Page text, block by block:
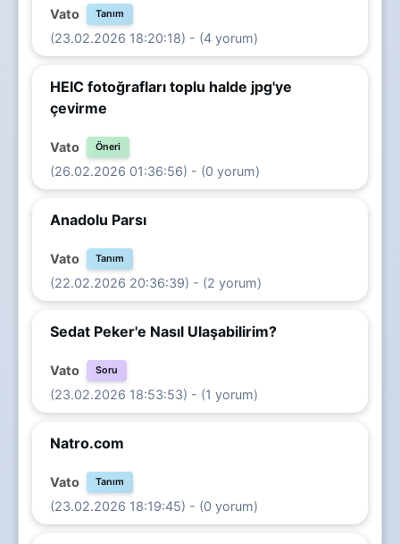
Vato Tanım
(23.02.2026 18:20:18) - (4 yorum)
HEIC fotoğrafları toplu halde jpg'ye
çevirme
Vato Öneri
(26.02.2026 01:36:56) - (0 yorum)
Anadolu Parsı
Vato Tanım
(22.02.2026 20:36:39) - (2 yorum)
Sedat Peker'e Nasıl Ulaşabilirim?
Vato Soru
(23.02.2026 18:53:53) - (1 yorum)
Natro.com
Vato Tanım
(23.02.2026 18:19:45) - (0 yorum)